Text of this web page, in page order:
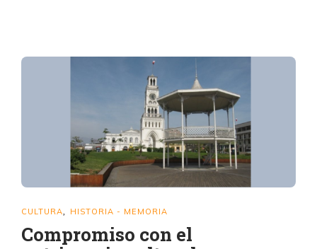
CULTURA HISTORIA - MEMORIA
Compromiso con el